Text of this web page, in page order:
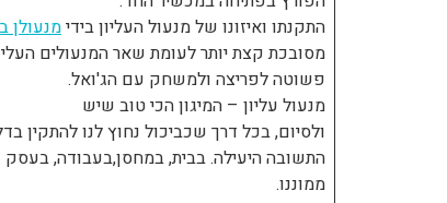
התקנתו ואיזונו של מנעול העליון בידימנעולן
מסובכת קצת יותר לעומת שאר המנעולים
פשוטה לפריצה ולמשחק עם הג'ואל.
מנעול עליון – המיגון הכי טוב שיש
ולסיום, בכל דרך שכביכול נחוץ לנו להתקין
התשובה היעילה. בבית, במחסן,בעבודה, בעסק
ממוננו.